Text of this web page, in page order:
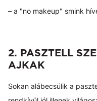
– a "no makeup" smink
2. PASZTELL
AJKAK
Sokan alábecsülik a